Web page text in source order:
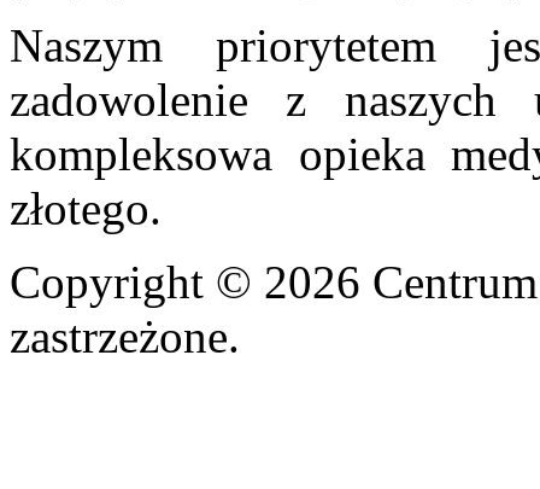
Naszym priorytetem
zadowolenie z
kompleksowa opieka
złotego.
Copyright © 2026
zastrzeżone.